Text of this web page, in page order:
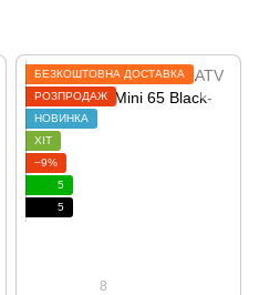
БЕЗКОШТОВНА ДОСТАВКА
РОЗПРОДАЖ
НОВИНКА
ХІТ
−9%
5
5
8